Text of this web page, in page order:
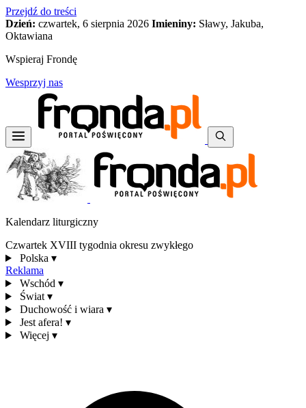
Przejdź do treści
Dzień: czwartek, 6 sierpnia 2026 Imieniny: Sławy, Jakuba,
Oktawiana
Wspieraj Frondę
Wesprzyj nas
Kalendarz liturgiczny
Czwartek XVIII tygodnia okresu zwykłego
Polska ▾
Reklama
Wschód ▾
Świat ▾
Duchowość i wiara ▾
Jest afera! ▾
Więcej ▾